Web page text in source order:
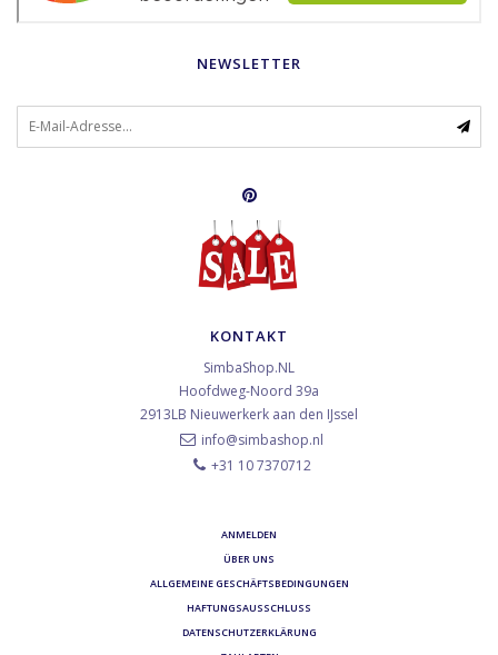
NEWSLETTER
KONTAKT
SimbaShop.NL
Hoofdweg-Noord 39a
2913LB Nieuwerkerk aan den IJssel
info@simbashop.nl
+31 10 7370712
ANMELDEN
ÜBER UNS
ALLGEMEINE GESCHÄFTSBEDINGUNGEN
HAFTUNGSAUSSCHLUSS
DATENSCHUTZERKLÄRUNG